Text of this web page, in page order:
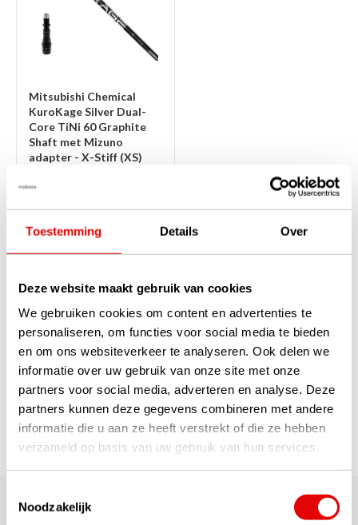
Toestemming Details Over
Deze website maakt gebruik van cookies
We gebruiken cookies om content en advertenties te
personaliseren, om functies voor social media te bieden
en om ons websiteverkeer te analyseren. Ook delen we
informatie over uw gebruik van onze site met onze
partners voor social media, adverteren en analyse. Deze
partners kunnen deze gegevens combineren met andere
informatie die u aan ze heeft verstrekt of die ze hebben
verzameld op basis van uw gebruik van hun services.
Noodzakelijk
Mitsubishi Chemical
KuroKage Silver Dual-
Core TiNi 60 Graphite
Shaft met Mizuno
adapter - X-Stiff (XS)
een nieuwe graphite shaft voor
uw Mizuno driver? Dan is deze
MC KuroKage Silver Dual-Core
TiNi 60 shaft, verlijmd aan e...
€129,00
Pagina 1 van 1
1
Google